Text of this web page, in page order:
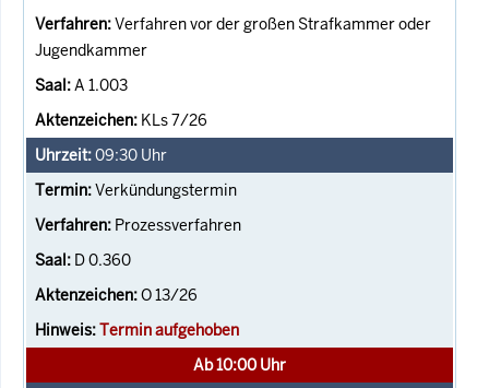
Verfahren vor der großen Strafkammer oder
Jugendkammer
A 1.003
KLs 7/26
09:30 Uhr
Verkündungstermin
Prozessverfahren
D 0.360
O 13/26
Termin aufgehoben
Ab 10:00 Uhr